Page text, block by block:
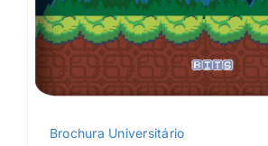
Brochura Universitário